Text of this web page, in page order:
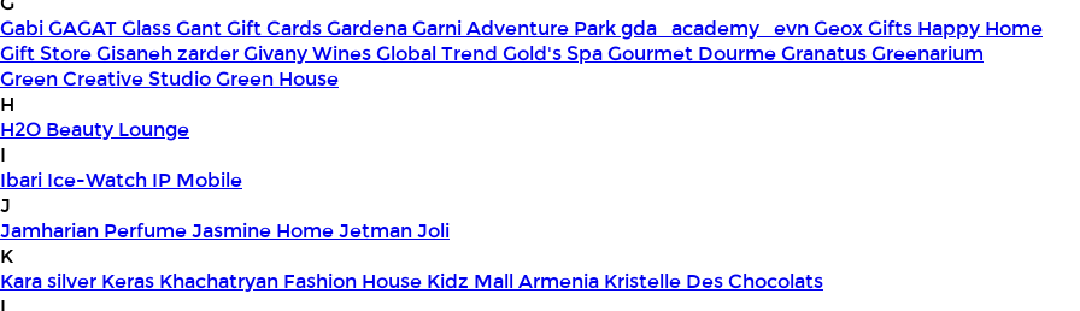
GabiGAGAT GlassGant Gift CardsGardenaGarni Adventure Parkgda_academy_evnGeoxGifts Happy Home
Gift StoreGisaneh zarderGivany WinesGlobal Trend Gold's SpaGourmet DourmeGranatusGreenarium
Green Creative StudioGreen House
H
H2O Beauty Lounge
I
Ibari Ice-Watch IP Mobile
J
Jamharian PerfumeJasmine HomeJetmanJoli
K
Kara silver Keras Khachatryan Fashion House Kidz Mall Armenia Kristelle Des Chocolats